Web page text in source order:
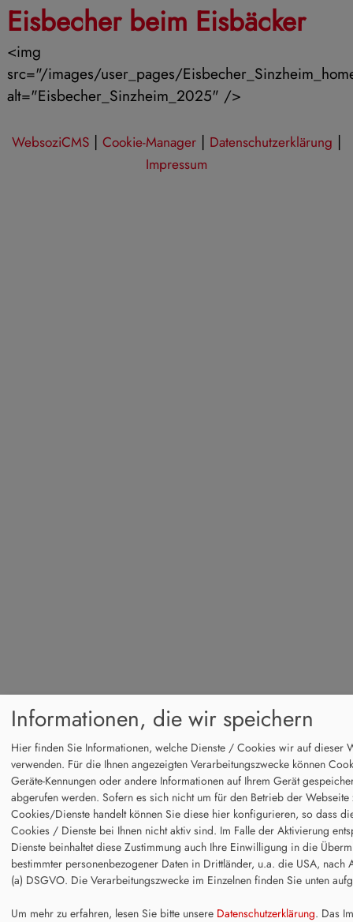
Eisbecher beim Eisbäcker
<img
src="/images/user_pages/
alt="Eisbecher_Sinzheim_2025" />
WebsoziCMS | Cookie-Manager | Datenschutzerklärung |
Impressum
Informationen, die wir speichern
Hier finden Sie Informationen, welche Dienste / Cookies wir auf dieser
verwenden. Für die Ihnen angezeigten Verarbeitungszwecke können
Geräte-Kennungen oder andere Informationen auf Ihrem Gerät
abgerufen werden. Sofern es sich nicht um für den Betrieb der Webseite
Cookies/Dienste handelt können Sie diese hier konfigurieren, so dass
Cookies / Dienste bei Ihnen nicht aktiv sind. Im Falle der Aktivierung
Dienste beinhaltet diese Zustimmung auch Ihre Einwilligung in die
bestimmter personenbezogener Daten in Drittländer, u.a. die USA, nach
(a) DSGVO. Die Verarbeitungszwecke im Einzelnen finden Sie unten
Um mehr zu erfahren, lesen Sie bitte unsere Datenschutzerklärung. Das